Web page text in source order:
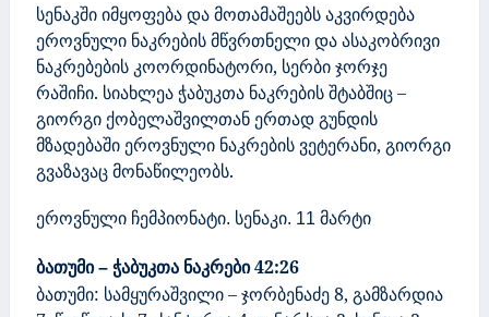
სენაკში იმყოფება და მოთამაშეებს აკვირდება
ეროვნული ნაკრების მწვრთნელი და ასაკობრივი
ნაკრებების კოორდინატორი, სერბი ჯორჯე
რაშიჩი. სიახლეა ჭაბუკთა ნაკრების შტაბშიც –
გიორგი ქობელაშვილთან ერთად გუნდის
მზადებაში ეროვნული ნაკრების ვეტერანი, გიორგი
გვაზავაც მონაწილეობს.
ეროვნული ჩემპიონატი. სენაკი. 11 მარტი
ბათუმი– ჭაბუკთა ნაკრები42:26
ბათუმი: სამყურაშვილი – ჯორბენაძე8, გამზარდია